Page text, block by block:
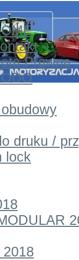
Prawna
druku /
lock